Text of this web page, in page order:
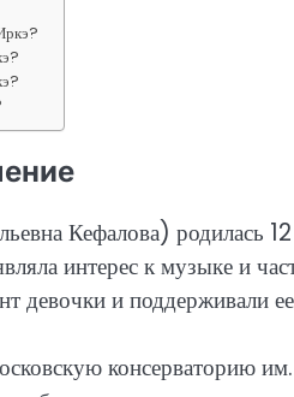
Кефалова) родилась
интерес к музыке и
девочки и поддерживали
консерваторию